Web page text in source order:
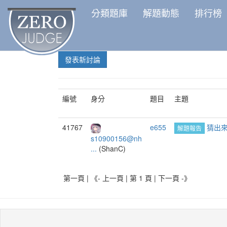
分類題庫 解題動態 排行榜
發表新討論
編號 身分 題目 主題
41767
s10900156@nh
... (ShanC)
e655 解題報告 猜出
第一頁 | 《- 上一頁 | 第 1 頁 | 下一頁 -》